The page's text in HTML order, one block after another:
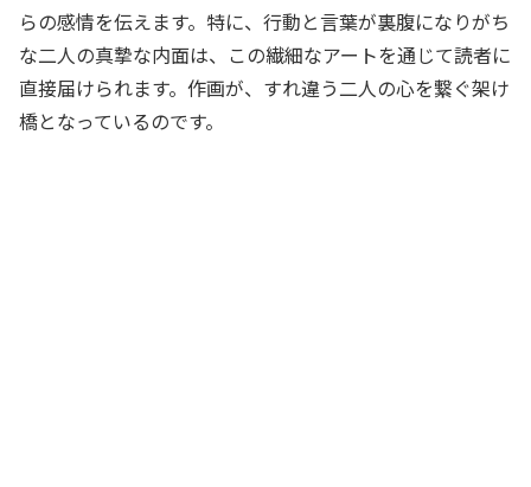
らの感情を伝えます。特に、行動と言葉が裏腹になりがち
な二人の真摯な内面は、この繊細なアートを通じて読者に
直接届けられます。作画が、すれ違う二人の心を繋ぐ架け
橋となっているのです。